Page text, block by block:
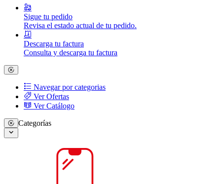
Sigue tu pedido
Revisa el estado actual de tu pedido.
Descarga tu factura
Consulta y descarga tu factura
Navegar por categorias
Ver Ofertas
Ver Catálogo
Categorías